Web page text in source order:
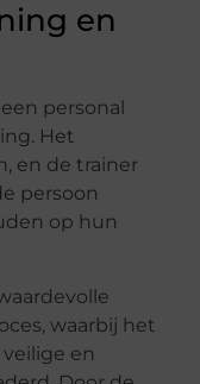
en
personal
Het
en de trainer
persoon
op hun
waarbij het
en